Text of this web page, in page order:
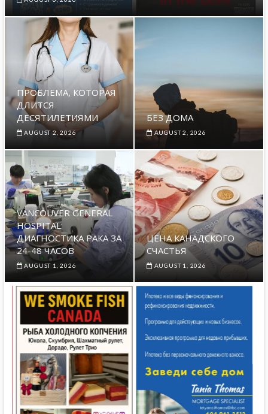
ПРОБЛЕМА, КОТОРАЯ
ДЛИТСЯ
ДЕСЯТИЛЕТИЯМИ
AUGUST 2, 2026
БЕЗ ДОМА
AUGUST 2, 2026
VANCOUVER GENERAL
HOSPITAL:
ДИАГНОСТИКА РАКА ЗА
24-48 ЧАСОВ
AUGUST 1, 2026
ЦЕНА КАНАДСКОГО
СЧАСТЬЯ
AUGUST 1, 2026